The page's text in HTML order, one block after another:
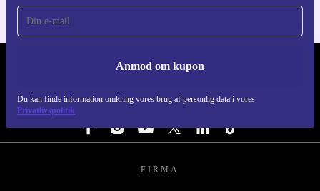
Anmod om kupon
Du kan finde information omkring vores brug af personlig data i vores
Privatlivspolitik
REFURBED DANMARK - RETHINK NEW.
FØLG OS
FIRMA